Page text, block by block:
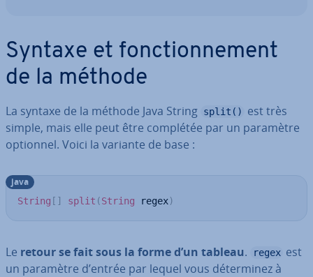
Syntaxe et fonc­tion­ne­ment
de la méthode
La syntaxe de la méthode Java String split()
est très
simple, mais elle peut être complétée par un paramètre
optionnel. Voici la variante de base :
String [ ] split (String regex)
java
Le retour se fait sous la forme d’un tableau. regex est
un paramètre d’entrée par lequel vous dé­ter­mi­nez à